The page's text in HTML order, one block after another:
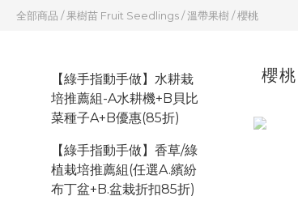
全部商品 /果樹苗 Fruit Seedlings/溫帶果樹 /櫻桃
【綠手指動手做】水耕栽
培推薦組-A水耕機+B貝比
菜種子A+B優惠(85折)
【綠手指動手做】香草/綠
植栽培推薦組(任選A.繽紛
布丁盆+B.盆栽折扣85折)
櫻桃